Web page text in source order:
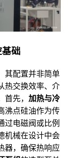
础
其配置并非简单
热交换效率、介
先， 加热与冷
沸点硅油作为传
过电磁阀或比例
机械在设计中会
器，确保热响应